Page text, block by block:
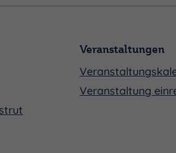
Veranstaltungen
Veranstaltung